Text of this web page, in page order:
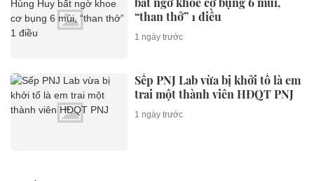
“than thở” 1 điều
1 ngày trước
Sếp PNJ Lab vừa bị khởi tố là em
trai một thành viên HĐQT PNJ
1 ngày trước